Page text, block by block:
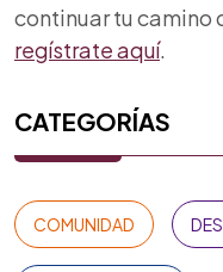
continuar tu camino
regístrate aquí.
CATEGORÍAS
COMUNIDAD